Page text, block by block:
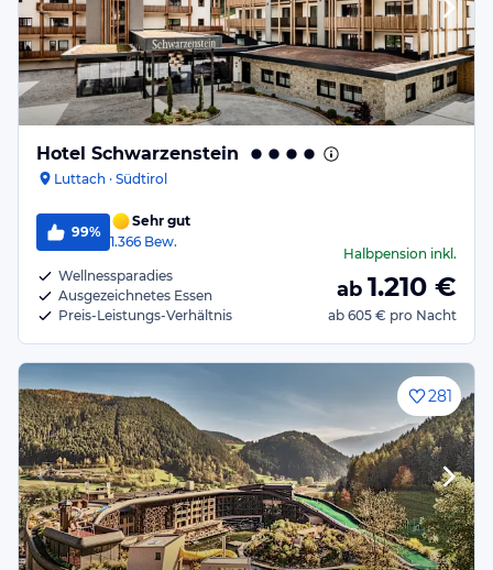
Hotel Schwarzenstein
Luttach · Südtirol
99%
Sehr gut
1.366 Bew.
Wellnessparadies
Ausgezeichnetes Essen
Preis-Leistungs-Verhältnis
Halbpension inkl.
ab 1.210 €
ab 605 € pro Nacht
281